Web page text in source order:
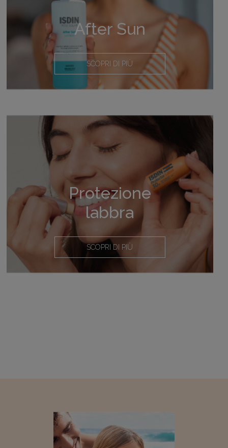
After Sun
SCOPRI DI PIÙ
Protezione
labbra
SCOPRI DI PIÙ